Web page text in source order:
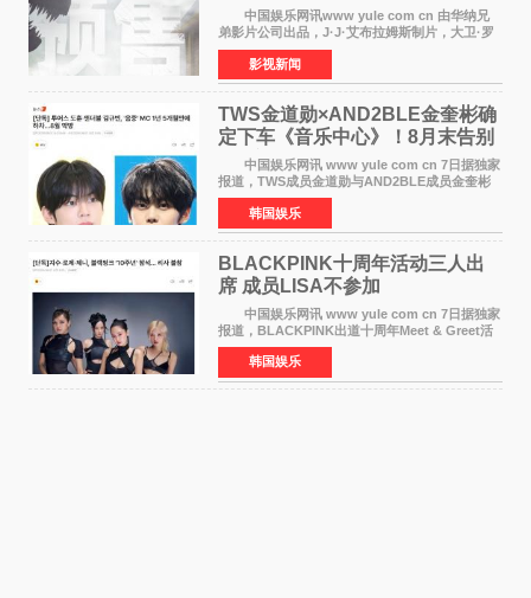
中国娱乐网讯www yule com cn 由华纳兄
弟影片公司出品，J·J·艾布拉姆斯制片，大卫·罗
伯特·米切尔执导，好莱坞巨星安妮·海瑟薇和伊万
·麦克格雷格领衔主演的2026暑期惊悚冒险大片
《逃出绝
影视新闻
TWS金道勋×AND2BLE金奎彬确
定下车《音乐中心》！8月末告别
MC席位
中国娱乐网讯 www yule com cn 7日据独家
报道，TWS成员金道勋与AND2BLE成员金奎彬
将于8月离开《音乐中心》MC的位置。 金道
勋与金奎彬于去年3月与H2H A-NA一起被选为
《音乐中心》MC，约1
韩国娱乐
BLACKPINK十周年活动三人出
席 成员LISA不参加
中国娱乐网讯 www yule com cn 7日据独家
报道，BLACKPINK出道十周年Meet & Greet活
动将由智秀、ROS&Eacute;、JENNIE出席，
LISA将缺席。 此前BLACKPINK所属社YG并
未为组合出道十周年做
韩国娱乐